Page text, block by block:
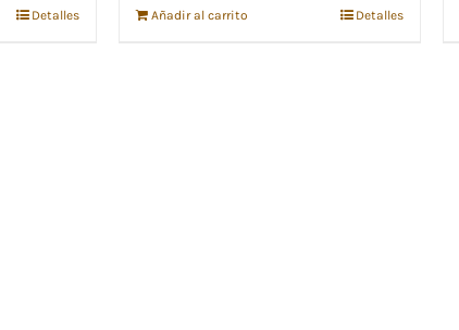
Detalles Añadir al carrito Detalles